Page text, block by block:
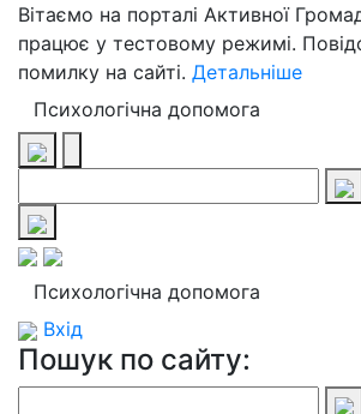
Вітаємо на порталі Активної
працює у тестовому режимі.
помилку на сайті. Детальніше
Психологічна допомога
Психологічна допомога
Вхід
Пошук по сайту: